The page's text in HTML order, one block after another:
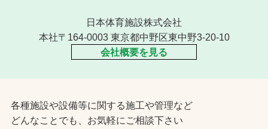
日本体育施設株式会社
本社〒164-0003 東京都中野区東中野3-20-10
会社概要を見る
各種施設や設備等に関する施工や管理など
どんなことでも、お気軽にご相談下さい